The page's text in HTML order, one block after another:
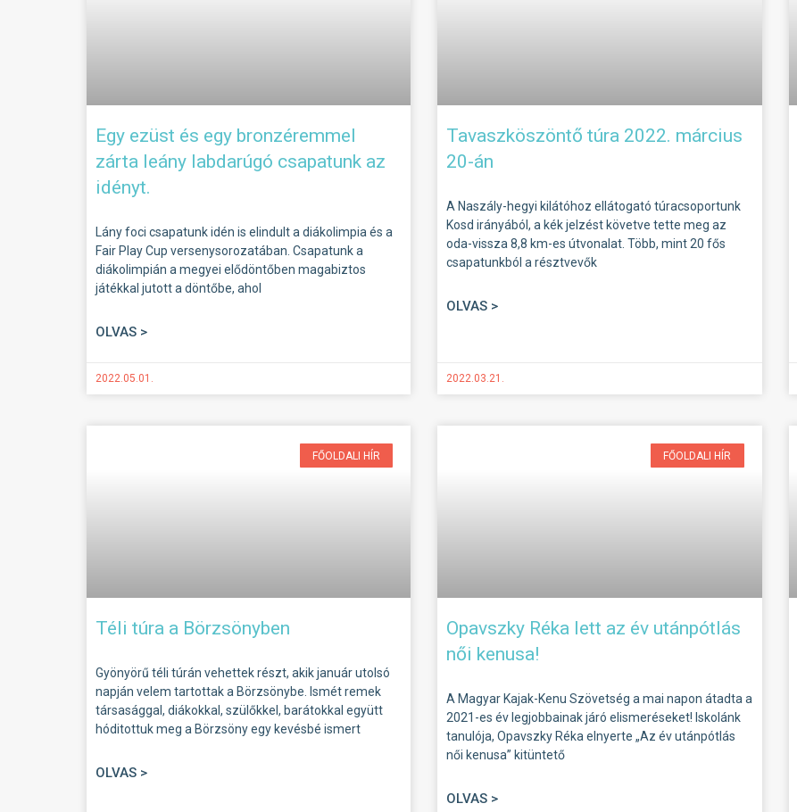
Egy ezüst és egy bronzéremmel
zárta leány labdarúgó csapatunk az
idényt.
Lány foci csapatunk idén is elindult a diákolimpia és a
Fair Play Cup versenysorozatában. Csapatunk a
diákolimpián a megyei elődöntőben magabiztos
játékkal jutott a döntőbe, ahol
OLVAS >
2022.05.01.
Tavaszköszöntő túra 2022. március
20-án
A Naszály-hegyi kilátóhoz ellátogató túracsoportunk
Kosd irányából, a kék jelzést követve tette meg az
oda-vissza 8,8 km-es útvonalat. Több, mint 20 fős
csapatunkból a résztvevők
OLVAS >
2022.03.21.
FŐOLDALI HÍR
Téli túra a Börzsönyben
Gyönyörű téli túrán vehettek részt, akik január utolsó
napján velem tartottak a Börzsönybe. Ismét remek
társasággal, diákokkal, szülőkkel, barátokkal együtt
hóditottuk meg a Börzsöny egy kevésbé ismert
OLVAS >
FŐOLDALI HÍR
Opavszky Réka lett az év utánpótlás
női kenusa!
A Magyar Kajak-Kenu Szövetség a mai napon átadta a
2021-es év legjobbainak járó elismeréseket! Iskolánk
tanulója, Opavszky Réka elnyerte „Az év utánpótlás
női kenusa” kitüntető
OLVAS >